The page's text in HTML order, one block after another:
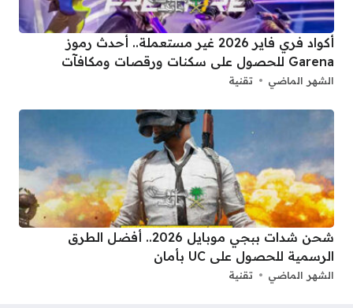
أكواد فري فاير 2026 غير مستعملة.. أحدث رموز
Garena للحصول على سكنات ورقصات ومكافآت
الشهر الماضي تقنية
شحن شدات ببجي موبايل 2026.. أفضل الطرق
الرسمية للحصول على UC بأمان
الشهر الماضي تقنية